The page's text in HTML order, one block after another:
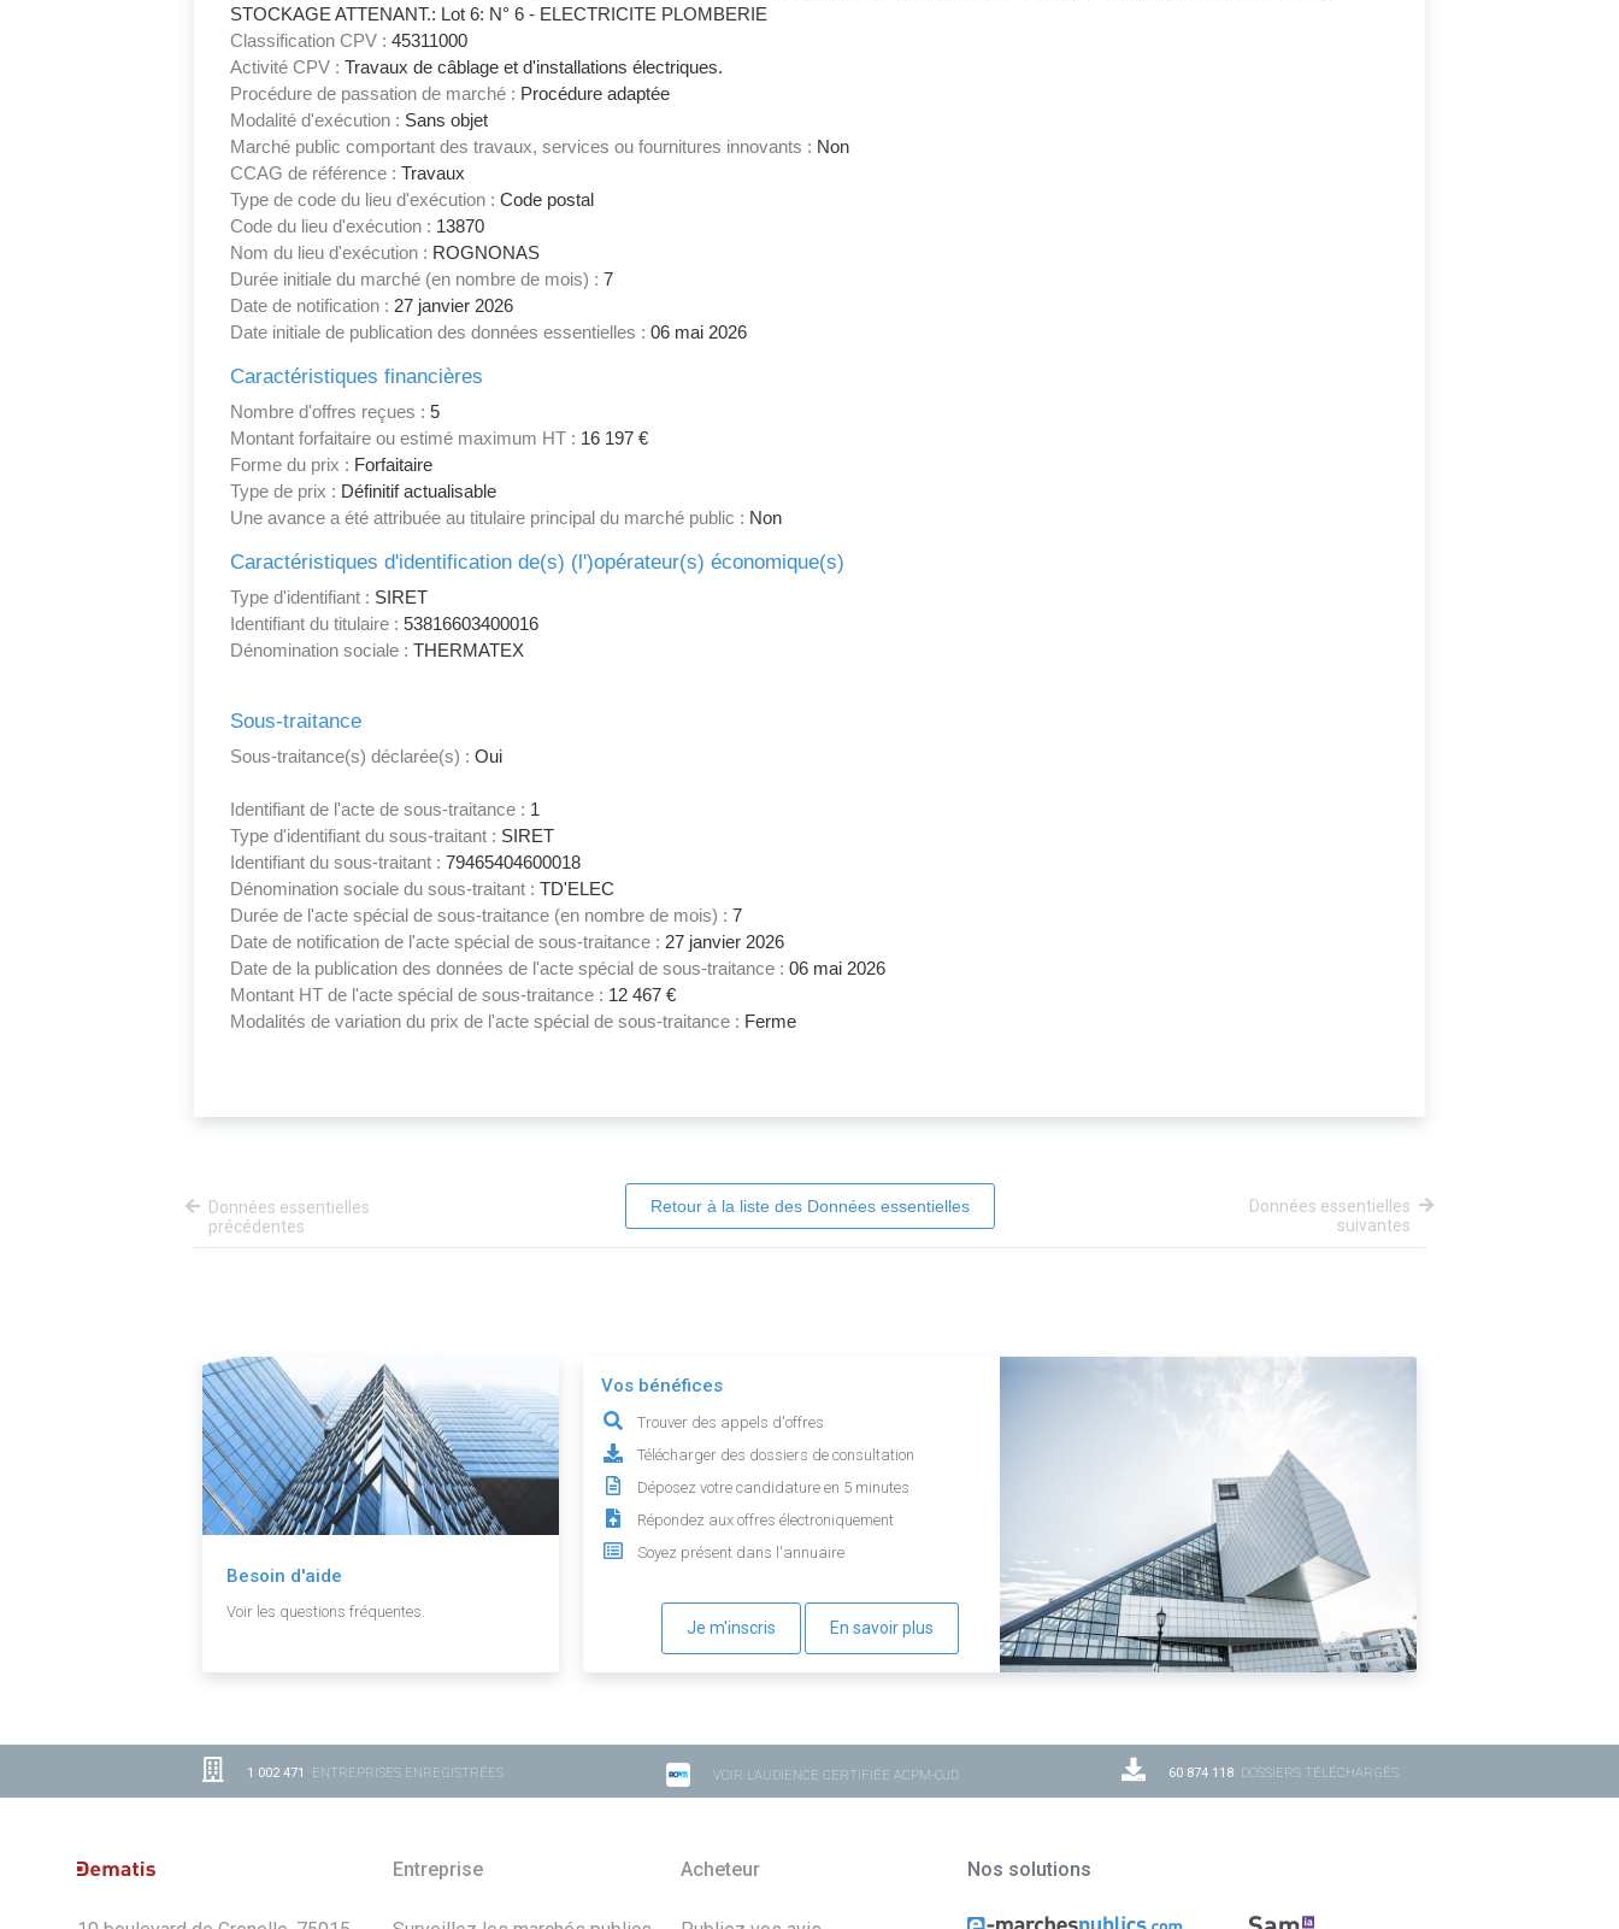
STOCKAGE ATTENANT.: Lot 6: N° 6 - ELECTRICITE PLOMBERIE
Classification CPV : 45311000
Activité CPV : Travaux de câblage et d'installations électriques.
Procédure de passation de marché : Procédure adaptée
Modalité d'exécution : Sans objet
Marché public comportant des travaux, services ou fournitures innovants : Non
CCAG de référence : Travaux
Type de code du lieu d'exécution : Code postal
Code du lieu d'exécution : 13870
Nom du lieu d'exécution : ROGNONAS
Durée initiale du marché (en nombre de mois) : 7
Date de notification : 27 janvier 2026
Date initiale de publication des données essentielles : 06 mai 2026
Caractéristiques financières
Nombre d'offres reçues : 5
Montant forfaitaire ou estimé maximum HT : 16 197 €
Forme du prix : Forfaitaire
Type de prix : Définitif actualisable
Une avance a été attribuée au titulaire principal du marché public : Non
Caractéristiques d'identification de(s) (l')opérateur(s) économique(s)
Type d'identifiant : SIRET
Identifiant du titulaire : 53816603400016
Dénomination sociale : THERMATEX
Sous-traitance
Sous-traitance(s) déclarée(s) : Oui
Identifiant de l'acte de sous-traitance : 1
Type d'identifiant du sous-traitant : SIRET
Identifiant du sous-traitant : 79465404600018
Dénomination sociale du sous-traitant : TD'ELEC
Durée de l'acte spécial de sous-traitance (en nombre de mois) : 7
Date de notification de l'acte spécial de sous-traitance : 27 janvier 2026
Date de la publication des données de l'acte spécial de sous-traitance : 06 mai 2026
Montant HT de l'acte spécial de sous-traitance : 12 467 €
Modalités de variation du prix de l'acte spécial de sous-traitance : Ferme
Données essentielles
précédentes
Retour à la liste des Données essentielles
Données essentielles
suivantes
Besoin d'aide
Voir les questions fréquentes.
Vos bénéfices
Trouver des appels d'offres
Télécharger des dossiers de consultation
Déposez votre candidature en 5 minutes
Répondez aux offres électroniquement
Soyez présent dans l'annuaire
Je m'inscris En savoir plus
1 002 471 ENTREPRISES ENREGISTRÉES VOIR L'AUDIENCE CERTIFIÉE ACPM-OJD 60 874 118 DOSSIERS TÉLÉCHARGÉS
Entreprise Acheteur Nos solutions